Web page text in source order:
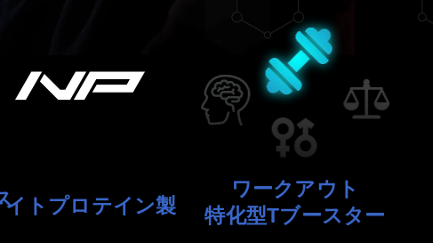
イトプロテイン製
ワークアウト
特化型Tブースター